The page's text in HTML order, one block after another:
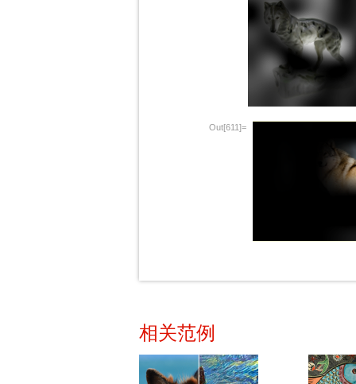
Out[611]=
相关范例